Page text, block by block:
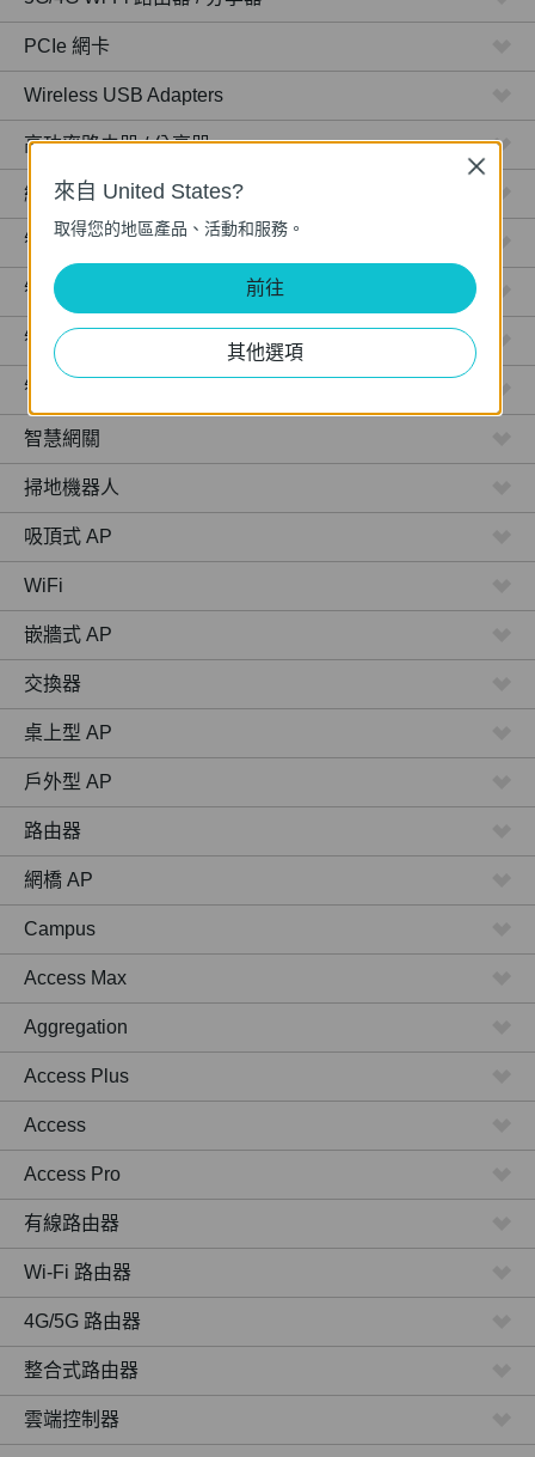
PCIe 網卡
Wireless USB Adapters
高功率路由器 / 分享器
網路攝影機
智慧型插座
智慧型燈泡
智慧開關
智慧感應器
智慧網關
掃地機器人
吸頂式 AP
WiFi
嵌牆式 AP
交換器
桌上型 AP
戶外型 AP
路由器
網橋 AP
Campus
Access Max
Aggregation
Access Plus
Access
Access Pro
有線路由器
Wi-Fi 路由器
4G/5G 路由器
整合式路由器
雲端控制器
來自 United States?
取得您的地區產品、活動和服務。
前往
其他選項
Close